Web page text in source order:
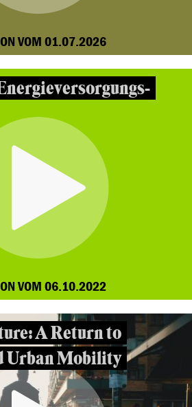
VOM 01.07.2026
VOM 06.10.2022
A Return to
Urban Mobility